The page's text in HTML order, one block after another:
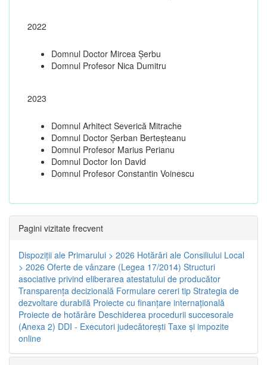
2022
Domnul Doctor Mircea Șerbu
Domnul Profesor Nica Dumitru
2023
Domnul Arhitect Severică Mitrache
Domnul Doctor Șerban Berteșteanu
Domnul Profesor Marius Perianu
Domnul Doctor Ion David
Domnul Profesor Constantin Voinescu
Pagini vizitate frecvent
Dispoziţii ale Primarului > 2026 Hotărâri ale Consiliului Local
> 2026 Oferte de vânzare (Legea 17/2014) Structuri
asociative privind eliberarea atestatului de producător
Transparenţa decizională Formulare cereri tip Strategia de
dezvoltare durabilă Proiecte cu finanţare internaţională
Proiecte de hotărâre Deschiderea procedurii succesorale
(Anexa 2) DDI - Executori judecătorești Taxe şi impozite
online